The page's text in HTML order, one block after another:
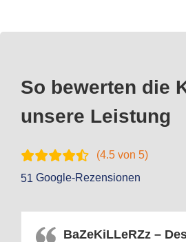
So bewerten die
unsere Leistung
(4.5 von 5)
51 Google-Rezensionen
BaZeKiLLeRZz –